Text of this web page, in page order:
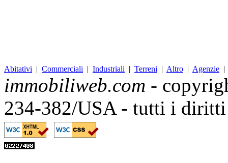
Abitativi | Commerciali | Industriali | Terreni | Altro | Agenzie
immobiliweb.com -
234-382/USA - tutti i